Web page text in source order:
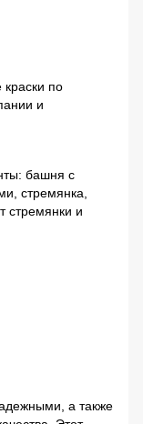
краски по
и
башня с
стремянка,
стремянки и
а также